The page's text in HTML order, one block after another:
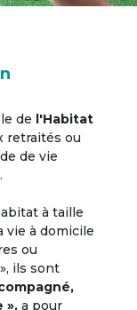
de l'Habitat
retraités ou
de vie
à taille
vie à domicile
ou
ils sont
», a pour